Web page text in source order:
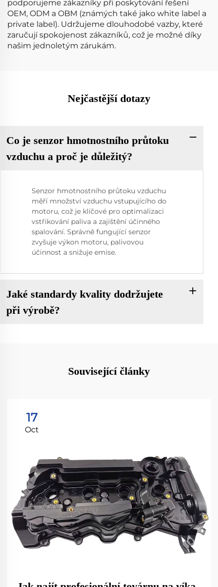
podporujeme zákazníky při poskytování řešení
OEM, ODM a OBM (známých také jako white label a
private label). Udržujeme dlouhodobé vazby, které
zaručují spokojenost zákazníků, což je možné díky
našim jednoletým zárukám.
Nejčastější dotazy
Co je senzor hmotnostního průtoku
vzduchu a proč je důležitý?
Senzor hmotnostního průtoku vzduchu
měří množství vzduchu vstupujícího do
motoru, což je klíčové pro optimalizaci
vstřikování paliva a zajištění účinného
spalování. Správně fungující senzor
zvyšuje výkon motoru, palivovou
účinnost a snižuje emise.
Jaké standardy kvality dodržujete
při výrobě?
Související články
17
Oct